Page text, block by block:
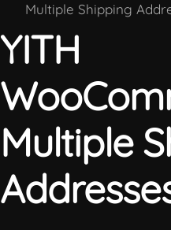
Multiple Shipping
YITH
Multiple